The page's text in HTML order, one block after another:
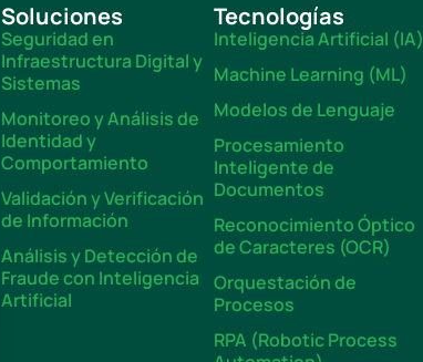
Soluciones
Seguridad en
Infraestructura Digital y
Sistemas
Monitoreo y Análisis de
Identidad y
Comportamiento
Validación y Verificación
de Información
Análisis y Detección de
Fraude con Inteligencia
Artificial
Tecnologías
Inteligencia Artificial (IA)
Machine Learning (ML)
Modelos de Lenguaje
Procesamiento
Inteligente de
Documentos
Reconocimiento Óptico
de Caracteres (OCR)
Orquestación de
Procesos
RPA (Robotic Process